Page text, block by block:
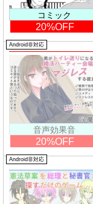
コミック
20%OFF
Android非対応
音声効果音
20%OFF
Android非対応